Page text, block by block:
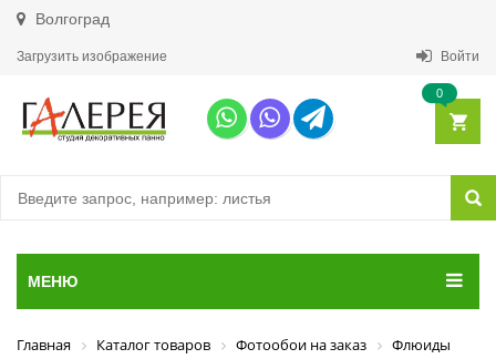
Волгоград
Загрузить изображение Войти
0
МЕНЮ
Главная Каталог товаров Фотообои на заказ
Флюиды